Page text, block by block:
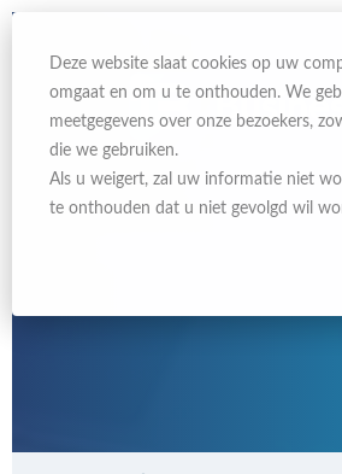
Deze website slaat cookies op uw
omgaat en om u te onthouden. We
meetgegevens over onze bezoekers,
die we gebruiken.
Als u weigert, zal uw informatie niet
te onthouden dat u niet gevolgd wil